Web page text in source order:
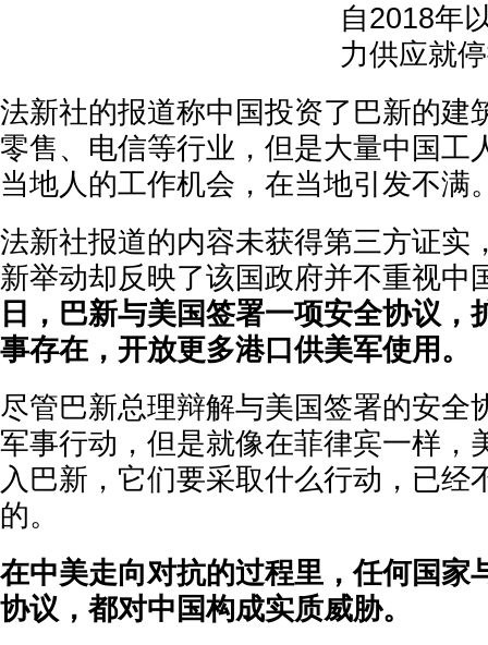
自2018年
力供应就
法新社的报道称中国投资了巴新的建
零售、电信等行业，但是大量中国工
当地人的工作机会，在当地引发不满
法新社报道的内容未获得第三方证实
新举动却反映了该国政府并不重视中
日，巴新与美国签署一项安全协议，
事存在，开放更多港口供美军使用。
尽管巴新总理辩解与美国签署的安全
军事行动，但是就像在菲律宾一样，
入巴新，它们要采取什么行动，已经
的。
在中美走向对抗的过程里，任何国家
协议，都对中国构成实质威胁。